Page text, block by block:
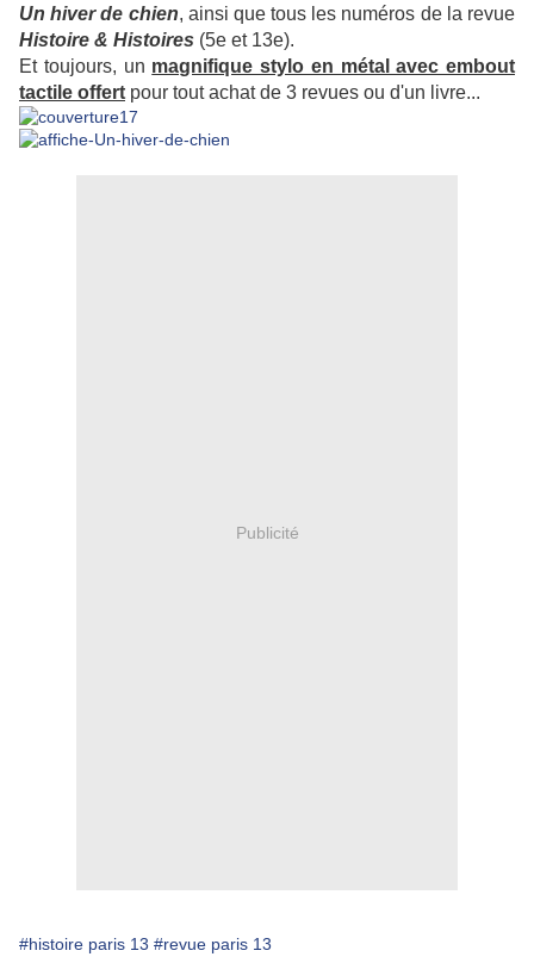
Un hiver de chien, ainsi que tous les numéros de la revue
Histoire & Histoires (5e et 13e).
Et toujours, un magnifique stylo en métal avec embout
tactile offert pour tout achat de 3 revues ou d'un livre...
Publicité
#histoire paris 13 #revue paris 13